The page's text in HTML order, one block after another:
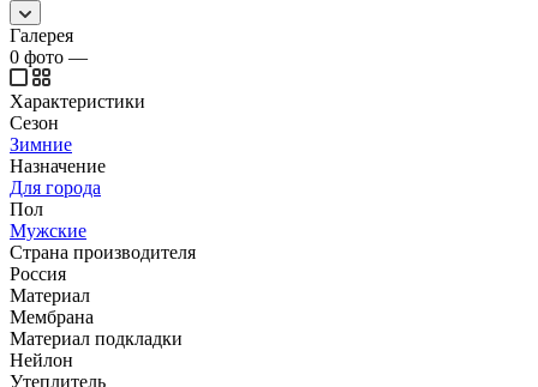
Галерея
0 фото —
Характеристики
Сезон
Зимние
Назначение
Для города
Пол
Мужские
Страна производителя
Россия
Материал
Мембрана
Материал подкладки
Нейлон
Утеплитель